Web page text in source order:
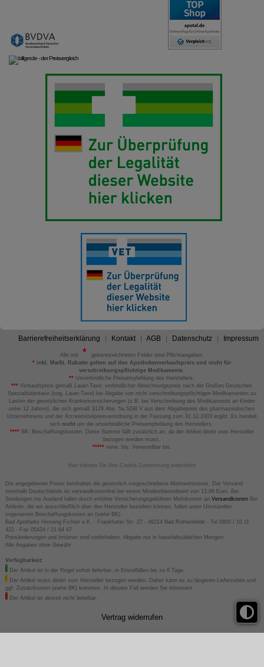
Barrierefreiheitserklärung Kontakt AGB Datenschutz Impressum
Alle mit
gekennzeichneten Felder sind Pflichtangaben.
*inkl. MwSt. Rabatte gelten auf den Apothekenverkaufspreis und nicht für
verschreibungspflichtige Medikamente.
** Unverbindliche Preisempfehlung des Herstellers.
*** Verkaufspreis gemäß Lauer-Taxe; verbindlicher Abrechnungspreis nach der Großen Deutschen
Spezialitätentaxe (sog. Lauer-Taxe) bei Abgabe von nicht verschreibungspflichtigen Medikamenten zu
Lasten der gesetzlichen Krankenversicherungen (z.B. bei Verschreibung des Medikaments an Kinder
unter 12 Jahren), die sich gemäß §129 Abs. 5a SGB V aus dem Abgabepreis des pharmazeutischen
Unternehmens und der Arzneimittelpreisverordnung in der Fassung zum 31.12.2003 ergibt. Es handelt
sich nicht um die unverbindliche Preisempfehlung des Herstellers.
****BK: Beschaffungskosten. Diese Summe fällt zusätzlich an, da der Artikel direkt vom Hersteller
bezogen werden muss.
*****verw. bis: Verwendbar bis.
Hier können Sie Ihre Cookie-Zustimmung widerrufen
Die angegebenen Preise beinhalten die gesetzlich vorgeschriebene Mehrwertsteuer. Der Versand
innerhalb Deutschlands ist versandkostenfrei bei einem Mindestbestellwert von 13,99 Euro. Bei
Sendungen ins Ausland fallen durch erhöhte Versicherungsgebühren Mehrkosten an VersandkostenBei
Artikeln, die wir ausschließlich über den Hersteller beziehen können, fallen unter Umständen
sogenannte Beschaffungskosten an (siehe BK).
Bad Apotheke Henning Fichter e.K. - Frankfurter Str. 27 - 49214 Bad Rothenfelde - Tel 0800 / 10 11
422 - Fax 05424 / 21 64 47
Preisänderungen und Irrtümer sind vorbehalten. Abgabe nur in haushaltsüblichen Mengen.
Alle Angaben ohne Gewähr.
Verfügbarkeit:
Der Artikel ist in der Regel sofort lieferbar, in Einzelfällen bis zu 6 Tage.
Der Artikel muss direkt vom Hersteller bezogen werden. Daher kann es zu längeren Lieferzeiten und
ggf. Zusatzkosten (siehe BK) kommen. In diesem Fall werden Sie informiert.
Der Artikel ist derzeit nicht lieferbar.
Vertrag widerrufen